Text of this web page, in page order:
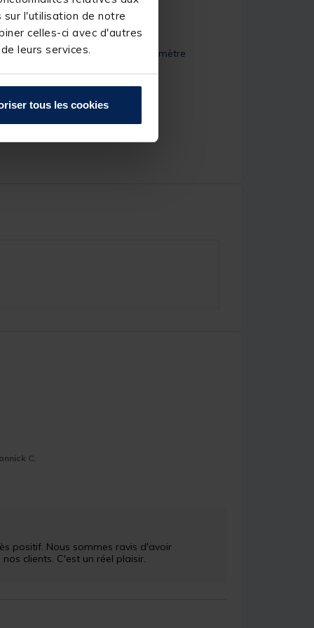
l'utilisation de notre
celles-ci avec d'autres
leurs services.
tous les cookies
25 mm, 30 mm ou 36 mm de diamètre
C.
clients. C'est un réel plaisir.